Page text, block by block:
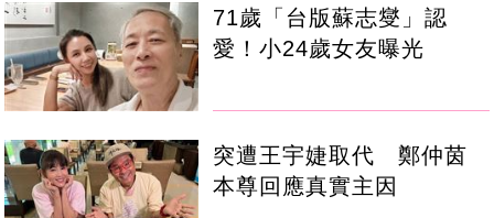
71歲「台版蘇志燮」認
愛！小24歲女友曝光
突遭王宇婕取代 鄭仲茵
本尊回應真實主因